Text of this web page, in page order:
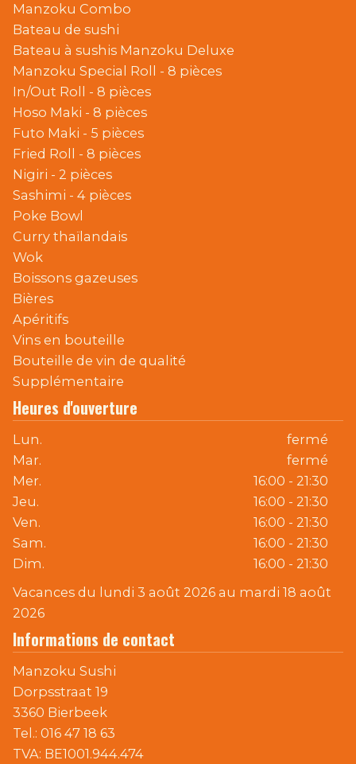
Manzoku Combo
Bateau de sushi
Bateau à sushis Manzoku Deluxe
Manzoku Special Roll - 8 pièces
In/Out Roll - 8 pièces
Hoso Maki - 8 pièces
Futo Maki - 5 pièces
Fried Roll - 8 pièces
Nigiri - 2 pièces
Sashimi - 4 pièces
Poke Bowl
Curry thaïlandais
Wok
Boissons gazeuses
Bières
Apéritifs
Vins en bouteille
Bouteille de vin de qualité
Supplémentaire
Heures d'ouverture
Lun.
fermé
Mar.
fermé
Mer.
16:00 - 21:30
Jeu.
16:00 - 21:30
Ven.
16:00 - 21:30
Sam.
16:00 - 21:30
Dim.
16:00 - 21:30
Vacances du lundi 3 août 2026 au mardi 18 août
2026
Informations de contact
Manzoku Sushi
Dorpsstraat 19
3360 Bierbeek
Tel.:016 47 18 63
TVA: BE1001.944.474